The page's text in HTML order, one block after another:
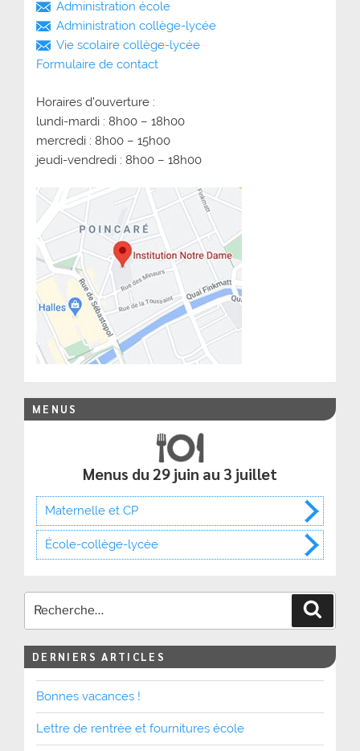
Administration école
Administration collège-lycée
Vie scolaire collège-lycée
Formulaire de contact
Horaires d’ouverture :
lundi-mardi : 8h00 – 18h00
mercredi : 8h00 – 15h00
jeudi-vendredi : 8h00 – 18h00
MENUS
Menus du 29 juin au 3 juillet
Maternelle et CP
École-collège-lycée
DERNIERS ARTICLES
Bonnes vacances !
Lettre de rentrée et fournitures école